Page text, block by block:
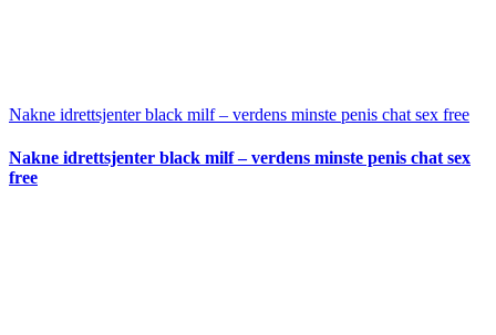
Nakne idrettsjenter black milf – verdens minste penis chat sex free
Nakne idrettsjenter black milf – verdens minste penis chat sex
free